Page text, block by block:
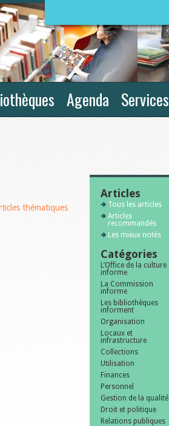
Agenda Services
thématiques
Articles
Tous les articles
Articles
recommandés
Les mieux notés
Catégories
L’Office de la culture
informe
La Commission
informe
Les bibliothèques
informent
Organisation
Locaux et
infrastructure
Collections
Utilisation
Finances
Personnel
Gestion de la qualité
Droit et politique
Relations publiques